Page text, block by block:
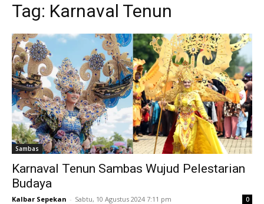
Tag: Karnaval Tenun
Sambas
Karnaval Tenun Sambas Wujud Pelestarian
Budaya
Kalbar Sepekan - Sabtu, 10 Agustus 2024 7:11 pm 0